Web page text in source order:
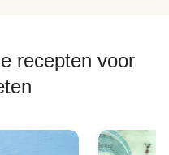
recepten voor